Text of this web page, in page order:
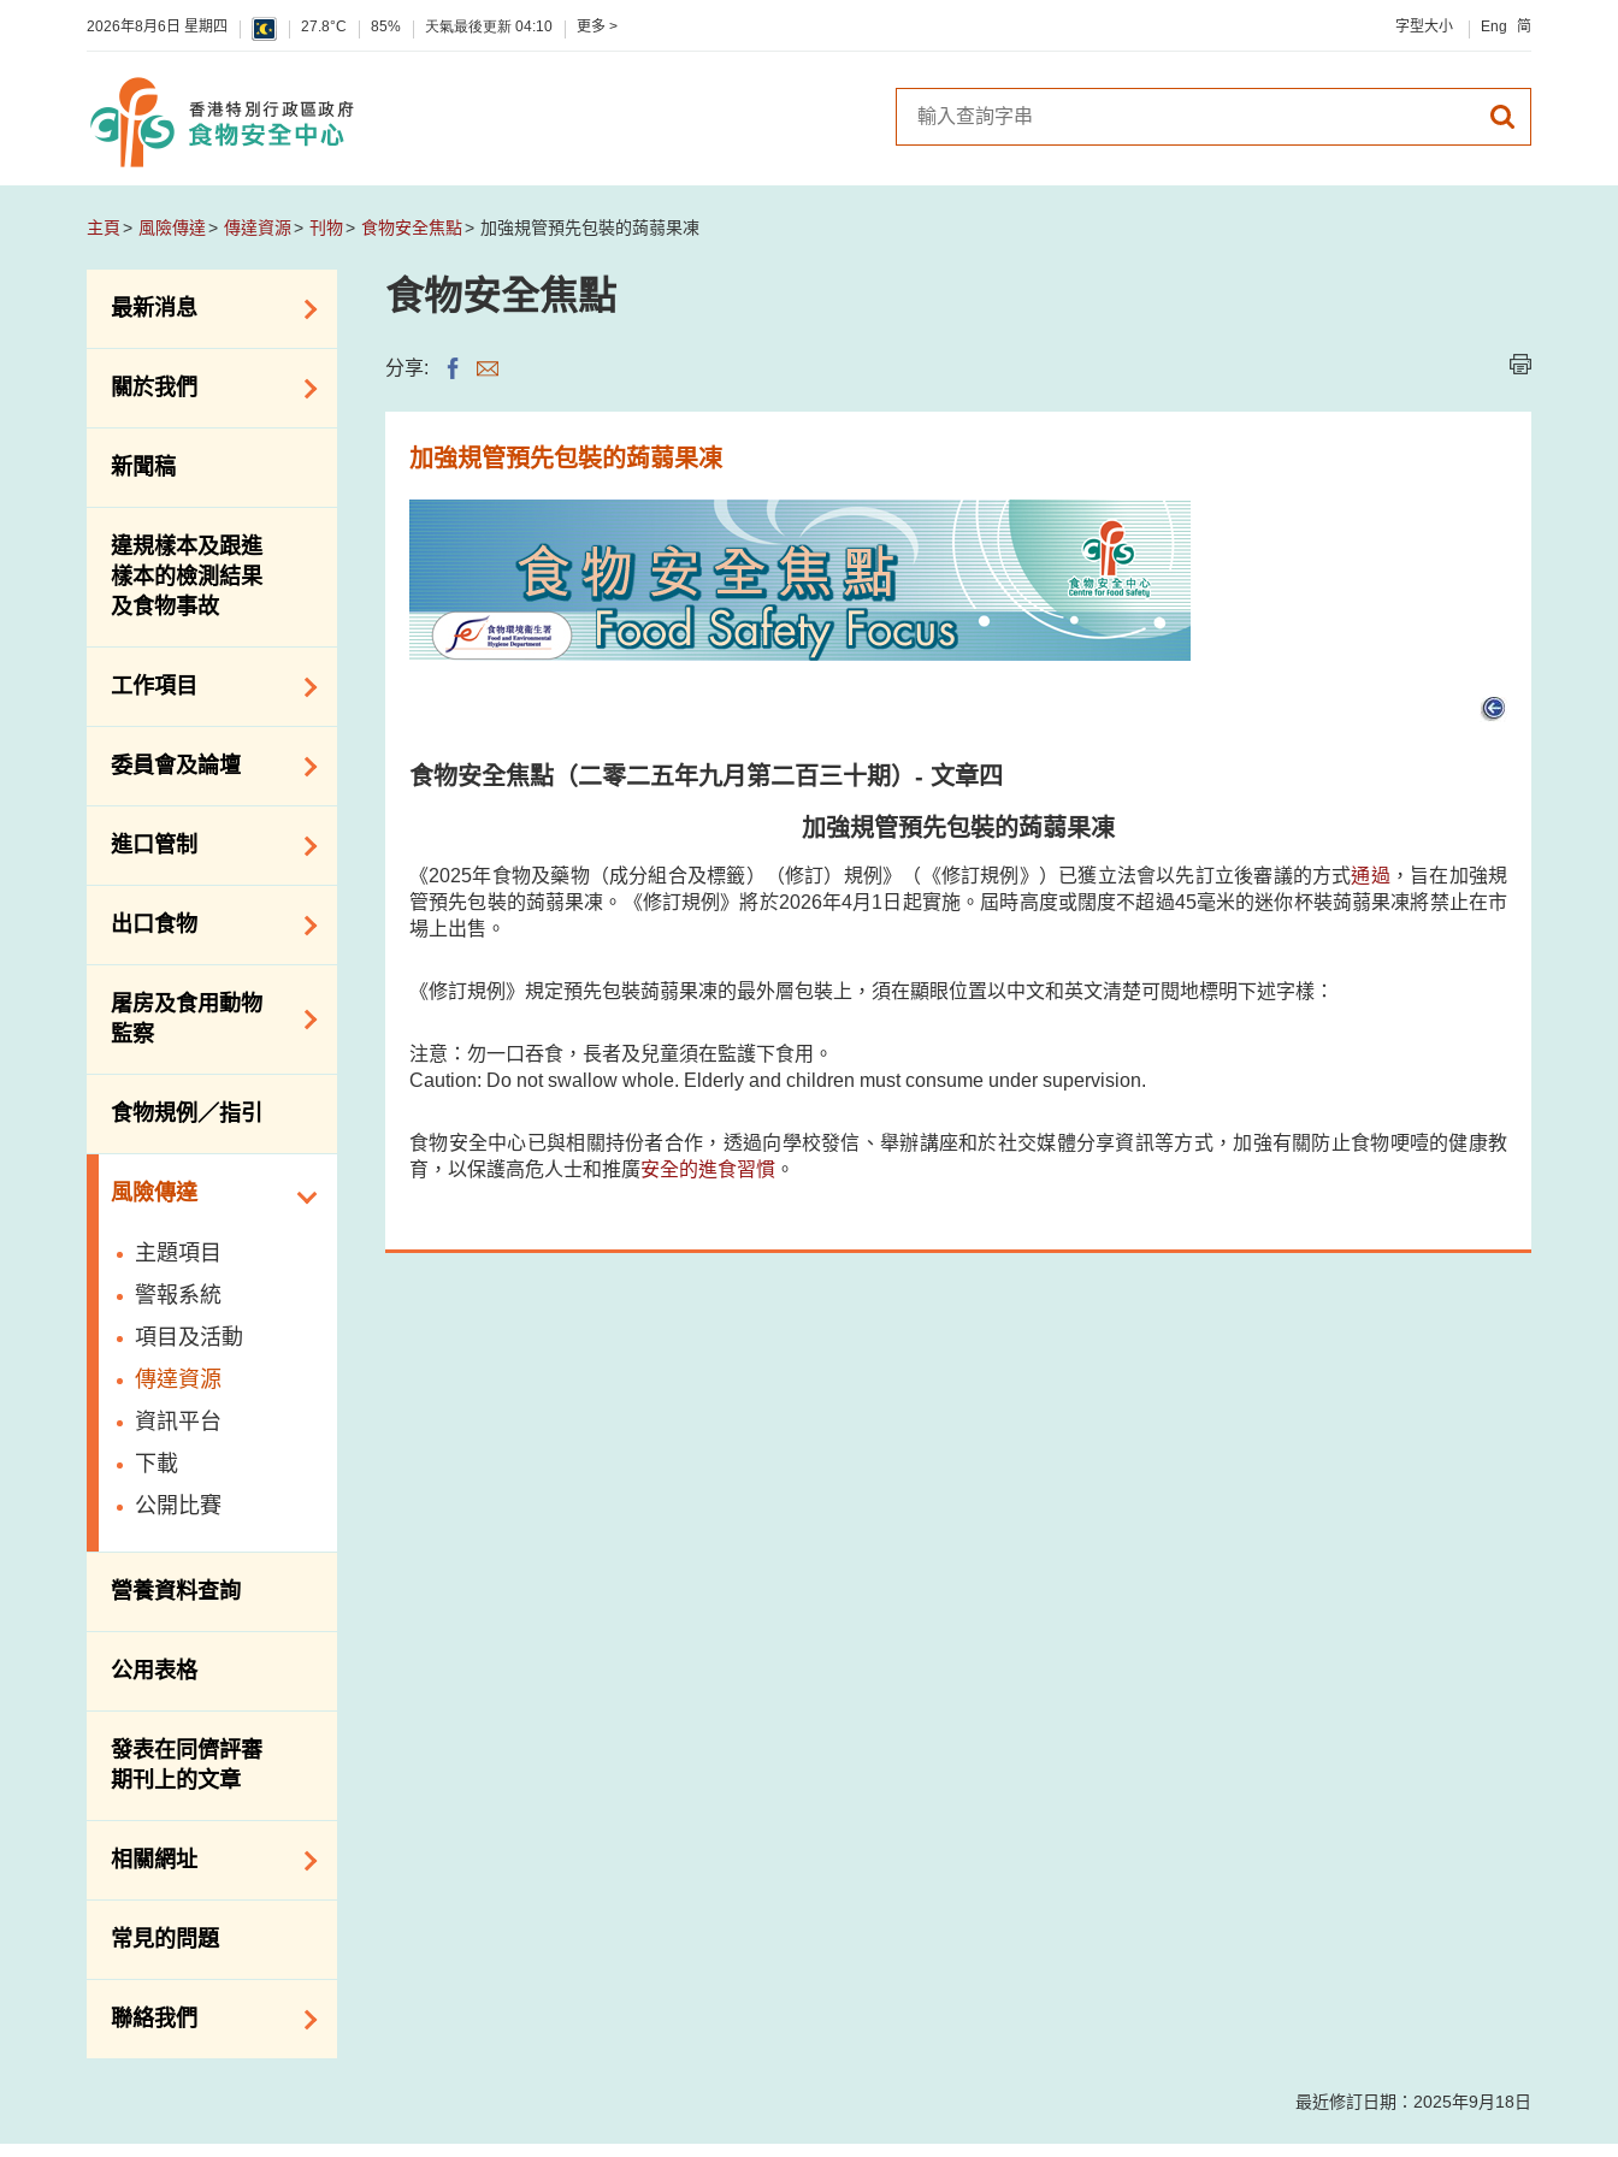
2026年8月6日 星期四 27.8°C 85% 天氣最後更新 04:10 更多 > 字型大小 Eng 简
主頁 風險傳達 傳達資源 刊物 食物安全焦點 加強規管預先包裝的蒟蒻果凍
最新消息
食物警報 / 致敏物
警報
活動
關於我們
組織結構
介紹短片
新聞稿
違規樣本及跟進
樣本的檢測結果
及食物事故
工作項目
降低膳食中的鈉和
糖
食物安全重點控制
系統
基因改造食物
資料
食物安全之風險評
估
食物事故應變及管
理
食物消費量調查
委員會及論壇
食物安全專家委員
會
消費者聯繫小組
進口管制
食物進口商和食物
分銷商登記制度
絡內地有關當局
進口食物管制
口檢驗
出口食物
出口驗證
出口食物往內地
出口商及業界的消
息
屠房及食用動物
監察
規管農業化學物及
獸醫藥物在食用動
物上的使用
屠房及疾病監測
宰前檢驗
宰後檢驗
豬隻流感病毒監測
結果
屠房及肉類檢驗
食物規例／指引
風險傳達
主題項目
警報系統
項目及活動
傳達資源
資訊平台
下載
公開比賽
營養資料查詢
公用表格
發表在同儕評審
期刊上的文章
相關網址
相關政府部門／機
構
常見的問題
聯絡我們
地址及電話
食物安全焦點
分享:
加強規管預先包裝的蒟蒻果凍
食物安全焦點（二零二五年九月第二百三十期）- 文章四
加強規管預先包裝的蒟蒻果凍
《2025年食物及藥物（成分組合及標籤）（修訂）規例》（《修訂規例》）已獲立法會以先訂立後審議的方式通過 ，旨在加強規
管預先包裝的蒟蒻果凍。《修訂規例》將於2026年4月1日起實施。屆時高度或闊度不超過45毫米的迷你杯裝蒟蒻果凍將禁止在市
場上出售。
《修訂規例》規定預先包裝蒟蒻果凍的最外層包裝上，須在顯眼位置以中文和英文清楚可閱地標明下述字樣：
注意：勿一口吞食，長者及兒童須在監護下食用。
Caution: Do not swallow whole. Elderly and children must consume under supervision.
食物安全中心已與相關持份者合作，透過向學校發信、舉辦講座和於社交媒體分享資訊等方式，加強有關防止食物哽噎的健康教
育，以保護高危人士和推廣安全的進食習慣 。
最近修訂日期：2025年9月18日